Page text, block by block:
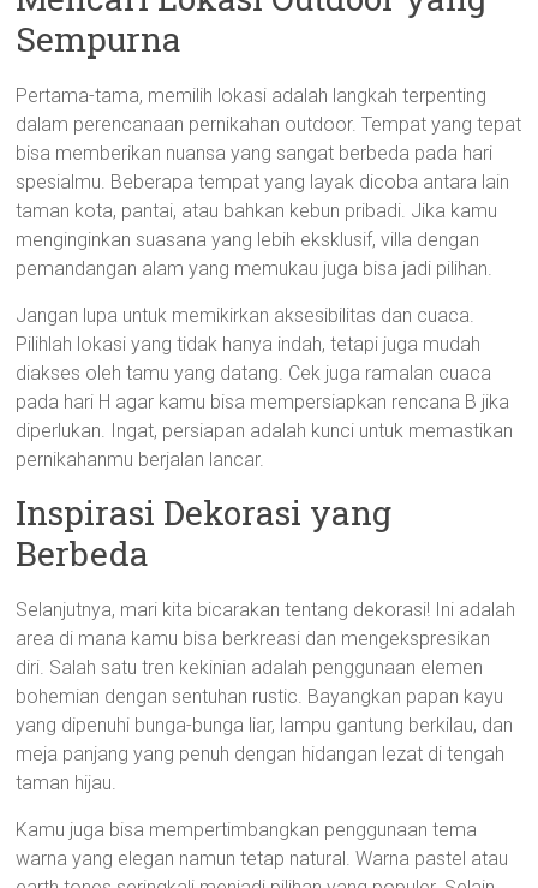
Sempurna
Pertama-tama, memilih lokasi adalah langkah terpenting
dalam perencanaan pernikahan outdoor. Tempat yang tepat
bisa memberikan nuansa yang sangat berbeda pada hari
spesialmu. Beberapa tempat yang layak dicoba antara lain
taman kota, pantai, atau bahkan kebun pribadi. Jika kamu
menginginkan suasana yang lebih eksklusif, villa dengan
pemandangan alam yang memukau juga bisa jadi pilihan.
Jangan lupa untuk memikirkan aksesibilitas dan cuaca.
Pilihlah lokasi yang tidak hanya indah, tetapi juga mudah
diakses oleh tamu yang datang. Cek juga ramalan cuaca
pada hari H agar kamu bisa mempersiapkan rencana B jika
diperlukan. Ingat, persiapan adalah kunci untuk memastikan
pernikahanmu berjalan lancar.
Inspirasi Dekorasi yang
Berbeda
Selanjutnya, mari kita bicarakan tentang dekorasi! Ini adalah
area di mana kamu bisa berkreasi dan mengekspresikan
diri. Salah satu tren kekinian adalah penggunaan elemen
bohemian dengan sentuhan rustic. Bayangkan papan kayu
yang dipenuhi bunga-bunga liar, lampu gantung berkilau, dan
meja panjang yang penuh dengan hidangan lezat di tengah
taman hijau.
Kamu juga bisa mempertimbangkan penggunaan tema
warna yang elegan namun tetap natural. Warna pastel atau